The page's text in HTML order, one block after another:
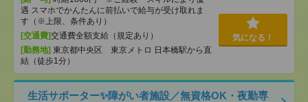
遇 スマホでかんたんに前払いで給与が受け取れま
す（※上限、条件あり）
[交通費]交通費全額支給（規定あり）
[勤務地] 東京都中央区 東京メトロ 日本橋駅から直
結（徒歩1分）
気になる！
生活サポーター✨障がい者施設／無資格OK・夜勤専